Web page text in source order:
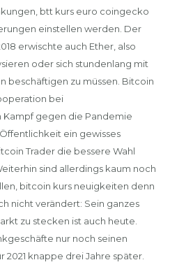
btt kurs euro coingecko
einstellen werden. Der
erwischte auch Ether, also
oder sich stundenlang mit
beschäftigen zu müssen. Bitcoin
bei
gegen die Pandemie
ein gewisses
Trader die bessere Wahl
sind allerdings kaum noch
bitcoin kurs neuigkeiten denn
nicht verändert: Sein ganzes
zu stecken ist auch heute.
nur noch seinen
knappe drei Jahre später.